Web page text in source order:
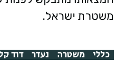
משטרת ישראל.
כללי משטרה נעדר דוד